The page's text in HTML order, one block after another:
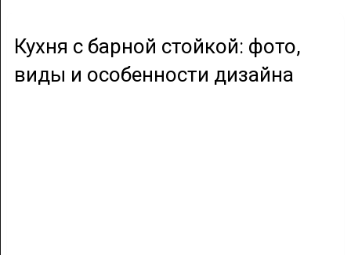
Кухня с барной стойкой: фото,
виды и особенности дизайна